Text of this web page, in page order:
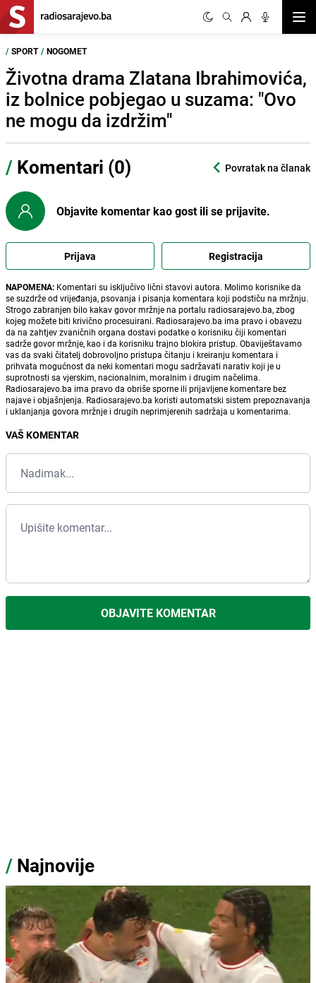
/ SPORT / NOGOMET
Životna drama Zlatana Ibrahimovića,
iz bolnice pobjegao u suzama: "Ovo
ne mogu da izdržim"
/ Komentari (0) Povratak na članak
Objavite komentar kao gost ili se prijavite.
Prijava Registracija
NAPOMENA: Komentari su isključivo lični stavovi autora. Molimo korisnike da
se suzdrže od vrijeđanja, psovanja i pisanja komentara koji podstiču na mržnju.
Strogo zabranjen bilo kakav govor mržnje na portalu radiosarajevo.ba, zbog
kojeg možete biti krivično procesuirani. Radiosarajevo.ba ima pravo i obavezu
da na zahtjev zvaničnih organa dostavi podatke o korisniku čiji komentari
sadrže govor mržnje, kao i da korisniku trajno blokira pristup. Obaviještavamo
vas da svaki čitatelj dobrovoljno pristupa čitanju i kreiranju komentara i
prihvata mogućnost da neki komentari mogu sadržavati narativ koji je u
suprotnosti sa vjerskim, nacionalnim, moralnim i drugim načelima.
Radiosarajevo.ba ima pravo da obriše sporne ili prijavljene komentare bez
najave i objašnjenja. Radiosarajevo.ba koristi automatski sistem prepoznavanja
i uklanjanja govora mržnje i drugih neprimjerenih sadržaja u komentarima.
VAŠ KOMENTAR
OBJAVITE KOMENTAR
/ Najnovije